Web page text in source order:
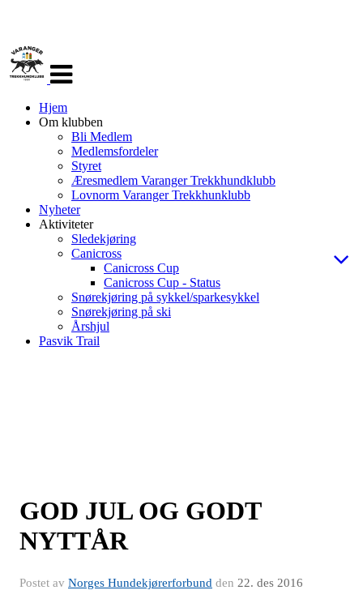
navigasjon
Hjem
Om klubben
Bli Medlem
Medlemsfordeler
Styret
Æresmedlem Varanger Trekkhundklubb
Lovnorm Varanger Trekkhunklubb
Nyheter
Aktiviteter
Sledekjøring
Canicross
Canicross Cup
Canicross Cup - Status
Snørekjøring på sykkel/sparkesykkel
Snørekjøring på ski
Årshjul
Pasvik Trail
GOD JUL OG GODT
NYTTÅR
Postet av Norges Hundekjørerforbund den 22. des 2016